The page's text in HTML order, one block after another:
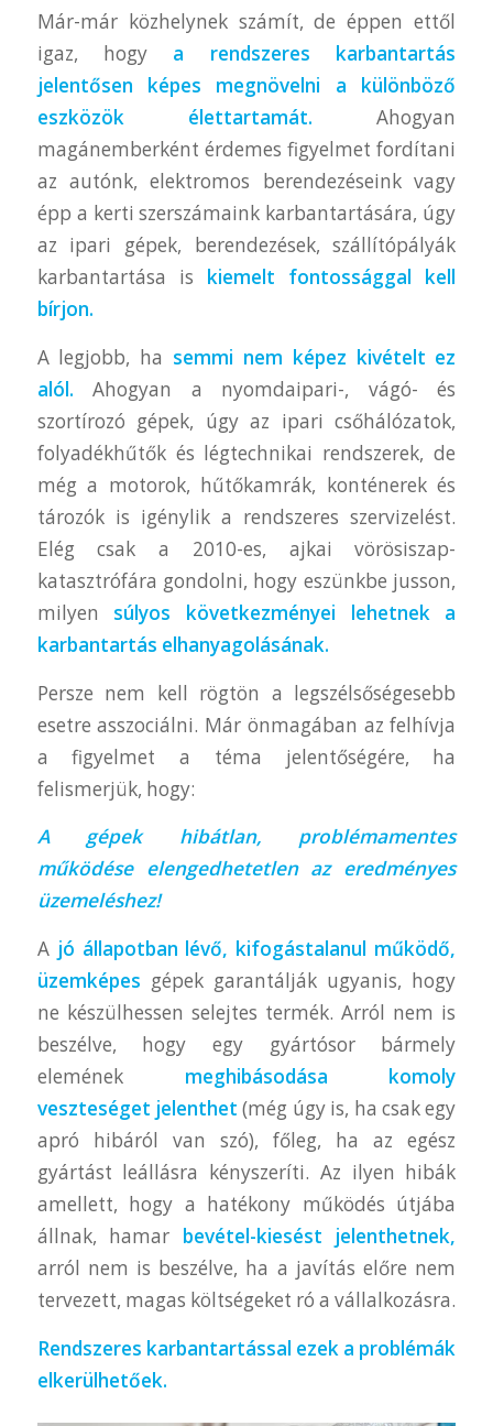
Már-már közhelynek számít, de éppen ettől
igaz, hogy a rendszeres karbantartás
jelentősen képes megnövelni a különböző
eszközök élettartamát. Ahogyan
magánemberként érdemes figyelmet fordítani
az autónk, elektromos berendezéseink vagy
épp a kerti szerszámaink karbantartására, úgy
az ipari gépek, berendezések, szállítópályák
karbantartása is kiemelt fontossággal kell
bírjon.
A legjobb, ha semmi nem képez kivételt ez
alól. Ahogyan a nyomdaipari-, vágó- és
szortírozó gépek, úgy az ipari csőhálózatok,
folyadékhűtők és légtechnikai rendszerek, de
még a motorok, hűtőkamrák, konténerek és
tározók is igénylik a rendszeres szervizelést.
Elég csak a 2010-es, ajkai vörösiszap-
katasztrófára gondolni, hogy eszünkbe jusson,
milyen súlyos következményei lehetnek a
karbantartás elhanyagolásának.
Persze nem kell rögtön a legszélsőségesebb
esetre asszociálni. Már önmagában az felhívja
a figyelmet a téma jelentőségére, ha
felismerjük, hogy:
A gépek hibátlan, problémamentes
működése elengedhetetlen az eredményes
üzemeléshez!
A jó állapotban lévő, kifogástalanul működő,
üzemképes gépek garantálják ugyanis, hogy
ne készülhessen selejtes termék. Arról nem is
beszélve, hogy egy gyártósor bármely
elemének meghibásodása komoly
veszteséget jelenthet (még úgy is, ha csak egy
apró hibáról van szó), főleg, ha az egész
gyártást leállásra kényszeríti. Az ilyen hibák
amellett, hogy a hatékony működés útjába
állnak, hamar bevétel-kiesést jelenthetnek,
arról nem is beszélve, ha a javítás előre nem
tervezett, magas költségeket ró a vállalkozásra.
Rendszeres karbantartással ezek a problémák
elkerülhetőek.